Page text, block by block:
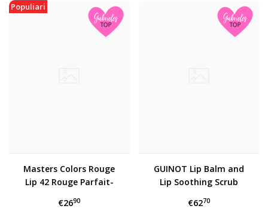
Populiari
Masters Colors Rouge
Lip 42 Rouge Parfait-
€2690
GUINOT Lip Balm and
Lip Soothing Scrub
priešraukšlinis lūpų
€6270